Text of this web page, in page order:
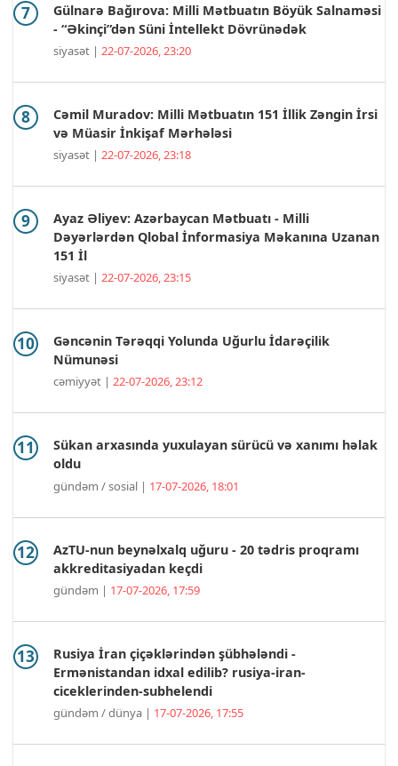
Gülnarə Bağırova: Milli Mətbuatın Böyük Salnaməsi
- “Əkinçi”dən Süni İntellekt Dövrünədək
siyasət | 22-07-2026, 23:20
Cəmil Muradov: Milli Mətbuatın 151 İllik Zəngin İrsi
və Müasir İnkişaf Mərhələsi
siyasət | 22-07-2026, 23:18
Ayaz Əliyev: Azərbaycan Mətbuatı - Milli
Dəyərlərdən Qlobal İnformasiya Məkanına Uzanan
151 İl
siyasət | 22-07-2026, 23:15
Gəncənin Tərəqqi Yolunda Uğurlu İdarəçilik
Nümunəsi
cəmiyyət | 22-07-2026, 23:12
Sükan arxasında yuxulayan sürücü və xanımı həlak
oldu
gündəm / sosial | 17-07-2026, 18:01
AzTU-nun beynəlxalq uğuru - 20 tədris proqramı
akkreditasiyadan keçdi
gündəm | 17-07-2026, 17:59
Rusiya İran çiçəklərindən şübhələndi -
Ermənistandan idxal edilib? rusiya-iran-
ciceklerinden-subhelendi
gündəm / dünya | 17-07-2026, 17:55